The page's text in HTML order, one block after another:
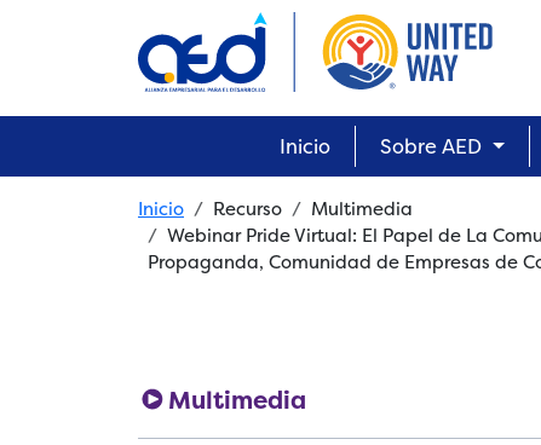
Main navigation
Inicio Sobre AED
Breadcrumb
Inicio Recurso
Multimedia
Webinar Pride Virtual: El Papel de La
Propaganda, Comunidad de Empresas de
Multimedia